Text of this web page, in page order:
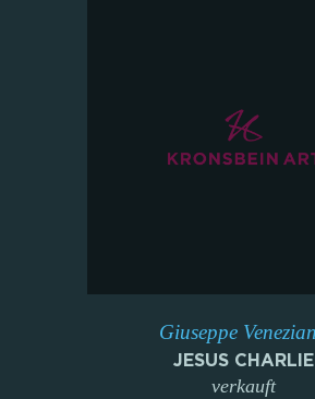
Giuseppe
JESUS CHARLIE
verkauft